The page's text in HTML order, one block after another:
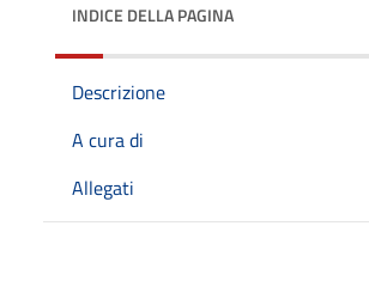
INDICE DELLA PAGINA
Descrizione
A cura di
Allegati